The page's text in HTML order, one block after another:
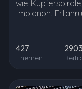
wie
Implanon.
427
Themen
2903